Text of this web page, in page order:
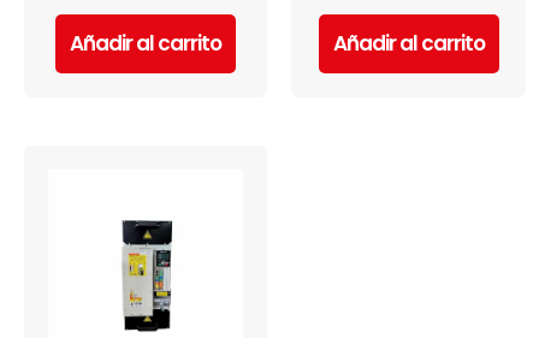
Añadir al carrito Añadir al carrito